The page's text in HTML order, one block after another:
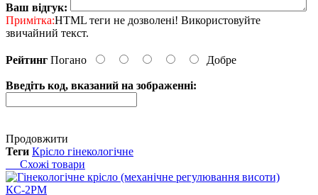
Ваш відгук:
Примітка:HTML теги не дозволені! Використовуйте
звичайний текст.
Рейтинг Погано Добре
Введіть код, вказаний на зображенні:
Продовжити
Теги Крісло гінекологічне
Схожі товари